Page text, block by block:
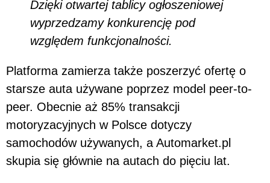
Dzięki otwartej tablicy ogłoszeniowej
wyprzedzamy konkurencję pod
względem funkcjonalności.
Platforma zamierza także poszerzyć ofertę o
starsze auta używane poprzez model peer-to-
peer. Obecnie aż 85% transakcji
motoryzacyjnych w Polsce dotyczy
samochodów używanych, a Automarket.pl
skupia się głównie na autach do pięciu lat.